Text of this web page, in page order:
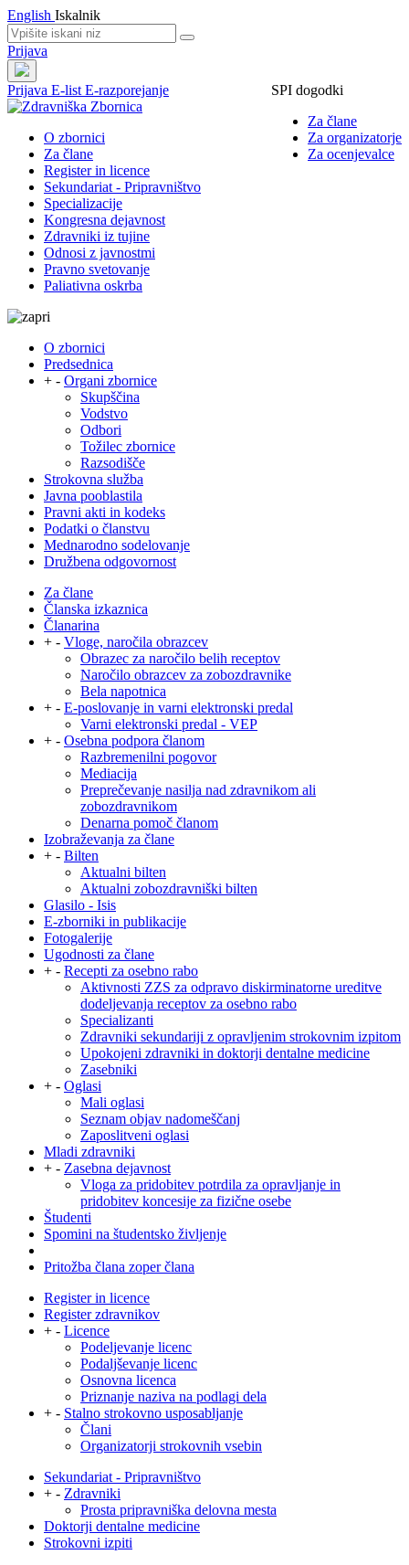
English Iskalnik
Prijava
Prijava
SPI dogodki
Za člane
Za organizatorje
Za ocenjevalce
E-list E-razporejanje
O zbornici
Za člane
Register in licence
Sekundariat - Pripravništvo
Specializacije
Kongresna dejavnost
Zdravniki iz tujine
Odnosi z javnostmi
Pravno svetovanje
Paliativna oskrba
O zbornici
Predsednica
+ - Organi zbornice
Skupščina
Vodstvo
Odbori
Tožilec zbornice
Razsodišče
Strokovna služba
Javna pooblastila
Pravni akti in kodeks
Podatki o članstvu
Mednarodno sodelovanje
Družbena odgovornost
Za člane
Članska izkaznica
Članarina
+ - Vloge, naročila obrazcev
Obrazec za naročilo belih receptov
Naročilo obrazcev za zobozdravnike
Bela napotnica
+ - E-poslovanje in varni elektronski predal
Varni elektronski predal - VEP
+ - Osebna podpora članom
Razbremenilni pogovor
Mediacija
Preprečevanje nasilja nad zdravnikom ali
zobozdravnikom
Denarna pomoč članom
Izobraževanja za člane
+ - Bilten
Aktualni bilten
Aktualni zobozdravniški bilten
Glasilo - Isis
E-zborniki in publikacije
Fotogalerije
Ugodnosti za člane
+ - Recepti za osebno rabo
Aktivnosti ZZS za odpravo diskirminatorne ureditve
dodeljevanja receptov za osebno rabo
Specializanti
Zdravniki sekundariji z opravljenim strokovnim izpitom
Upokojeni zdravniki in doktorji dentalne medicine
Zasebniki
+ - Oglasi
Mali oglasi
Seznam objav nadomeščanj
Zaposlitveni oglasi
Mladi zdravniki
+ - Zasebna dejavnost
Vloga za pridobitev potrdila za opravljanje in
pridobitev koncesije za fizične osebe
Študenti
Spomini na študentsko življenje
Pritožba člana zoper člana
Register in licence
Register zdravnikov
+ - Licence
Podeljevanje licenc
Podaljševanje licenc
Osnovna licenca
Priznanje naziva na podlagi dela
+ - Stalno strokovno usposabljanje
Člani
Organizatorji strokovnih vsebin
Sekundariat - Pripravništvo
+ - Zdravniki
Prosta pripravniška delovna mesta
Doktorji dentalne medicine
Strokovni izpiti